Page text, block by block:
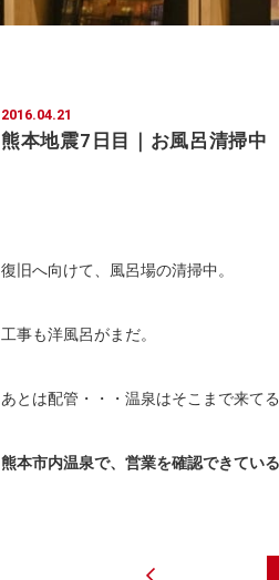
2016.04.21
熊本地震7日目｜お風呂清掃中
復旧へ向けて、風呂場の清掃中。
工事も洋風呂がまだ。
あとは配管・・・温泉はそこまで来てる
熊本市内温泉で、営業を確認できてい